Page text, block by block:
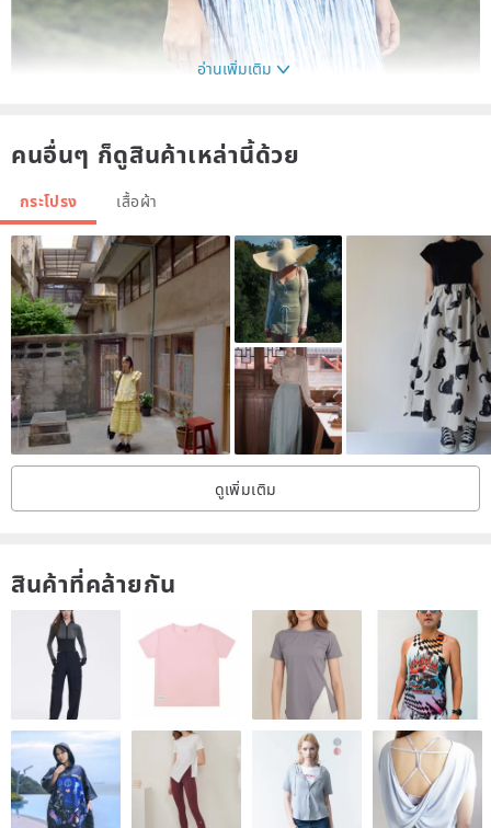
อ่านเพิ่มเติม
คนอื่นๆ ก็ดูสินค้าเหล่านี้ด้วย
กระโปรง เสื้อผ้า
ดูเพิ่มเติม
สินค้าที่คล้ายกัน